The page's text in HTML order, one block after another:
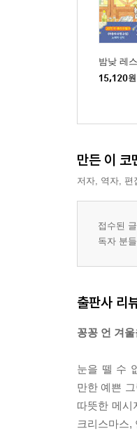
밤낮 레
15,120원
만든 이 코
저자, 역자, 편
접수된
독자 분
출판사 리
꽁꽁 언 겨
눈을 뗄 수
만한 예쁜
따뜻한 메시
크리스마스,